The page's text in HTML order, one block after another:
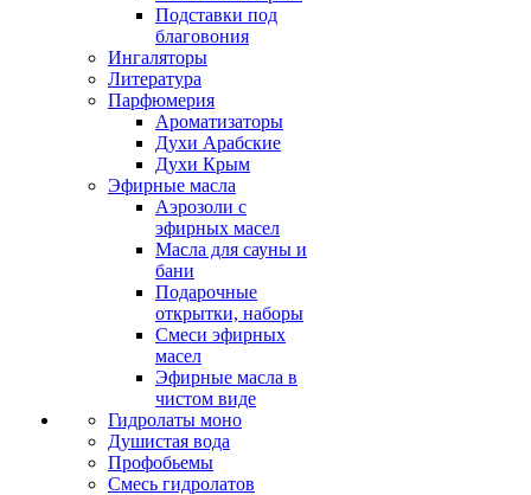
Подставки под
благовония
Ингаляторы
Литература
Парфюмерия
Ароматизаторы
Духи Арабские
Духи Крым
Эфирные масла
Аэрозоли с
эфирных масел
Масла для сауны и
бани
Подарочные
открытки, наборы
Смеси эфирных
масел
Эфирные масла в
чистом виде
Гидролаты моно
Душистая вода
Профобьемы
Смесь гидролатов